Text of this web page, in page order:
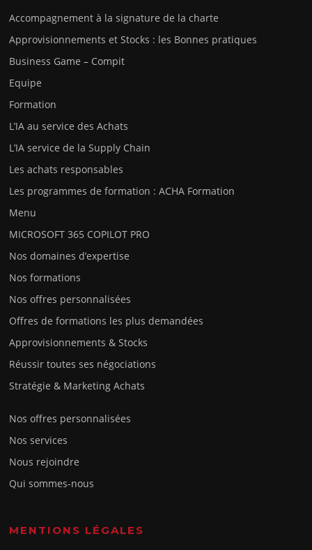
Accompagnement à la signature de la charte
Approvisionnements et Stocks : les Bonnes pratiques
Business Game – Compit
Equipe
Formation
L’IA au service des Achats
L’IA service de la Supply Chain
Les achats responsables
Les programmes de formation : ACHA Formation
Menu
MICROSOFT 365 COPILOT PRO
Nos domaines d’expertise
Nos formations
Nos offres personnalisées
Offres de formations les plus demandées
Approvisionnements & Stocks
Réussir toutes ses négociations
Stratégie & Marketing Achats
Nos offres personnalisées
Nos services
Nous rejoindre
Qui sommes-nous
MENTIONS LÉGALES